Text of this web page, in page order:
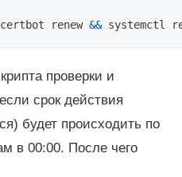
renew &&
проверки и
срок действия
будет происходить по
в 00:00. После чего